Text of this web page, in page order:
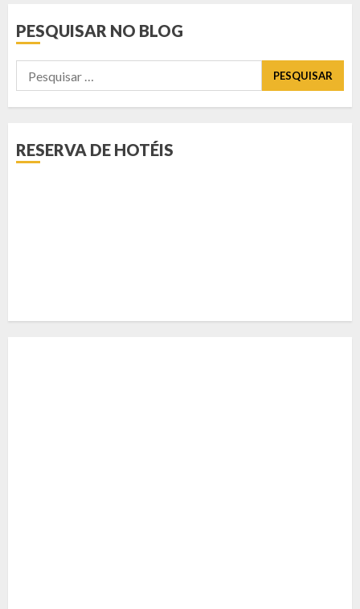
PESQUISAR NO BLOG
Pesquisar
por:
RESERVA DE HOTÉIS